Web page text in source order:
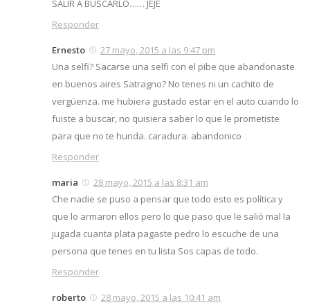
SALIR A BUSCARLO…… JEJE
Responder
Ernesto
27 mayo, 2015 a las 9:47 pm
Una selfi? Sacarse una selfi con el pibe que abandonaste
en buenos aires Satragno? No tenes ni un cachito de
vergüenza. me hubiera gustado estar en el auto cuando lo
fuiste a buscar, no quisiera saber lo que le prometiste
para que no te hunda. caradura. abandonico
Responder
maria
28 mayo, 2015 a las 8:31 am
Che nadie se puso a pensar que todo esto es política y
que lo armaron ellos pero lo que paso que le salió mal la
jugada cuanta plata pagaste pedro lo escuche de una
persona que tenes en tu lista Sos capas de todo.
Responder
roberto
28 mayo, 2015 a las 10:41 am